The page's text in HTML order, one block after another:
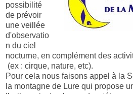
possibilité
de prévoir
une veillée
d'observatio
n du ciel
nocturne, en complément des
(ex : cirque, nature, etc).
Pour cela nous faisons appel à la
la montagne de Lure qui propose